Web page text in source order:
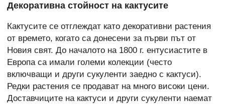
Декоративна стойност на кактусите
Кактусите се отглеждат като декоративни растения
от времето, когато са донесени за първи път от
Новия свят. До началото на 1800 г. ентусиастите в
Европа са имали големи колекции (често
включващи и други сукуленти заедно с кактуси).
Редки растения се продават на много високи цени.
Доставчиците на кактуси и други сукуленти наемат